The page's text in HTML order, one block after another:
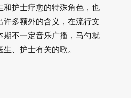
护士疗愈的特殊角色，也
多额外的含义，在流行文
不一定音乐广播，马勺就
、护士有关的歌。